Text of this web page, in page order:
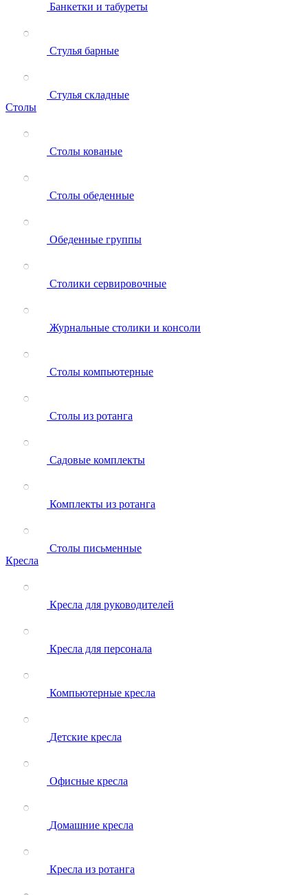
Банкетки и табуреты
Стулья барные
Стулья складные
Столы
Столы кованые
Столы обеденные
Обеденные группы
Столики сервировочные
Журнальные столики и консоли
Столы компьютерные
Столы из ротанга
Садовые комплекты
Комплекты из ротанга
Столы письменные
Кресла
Кресла для руководителей
Кресла для персонала
Компьютерные кресла
Детские кресла
Офисные кресла
Домашние кресла
Кресла из ротанга